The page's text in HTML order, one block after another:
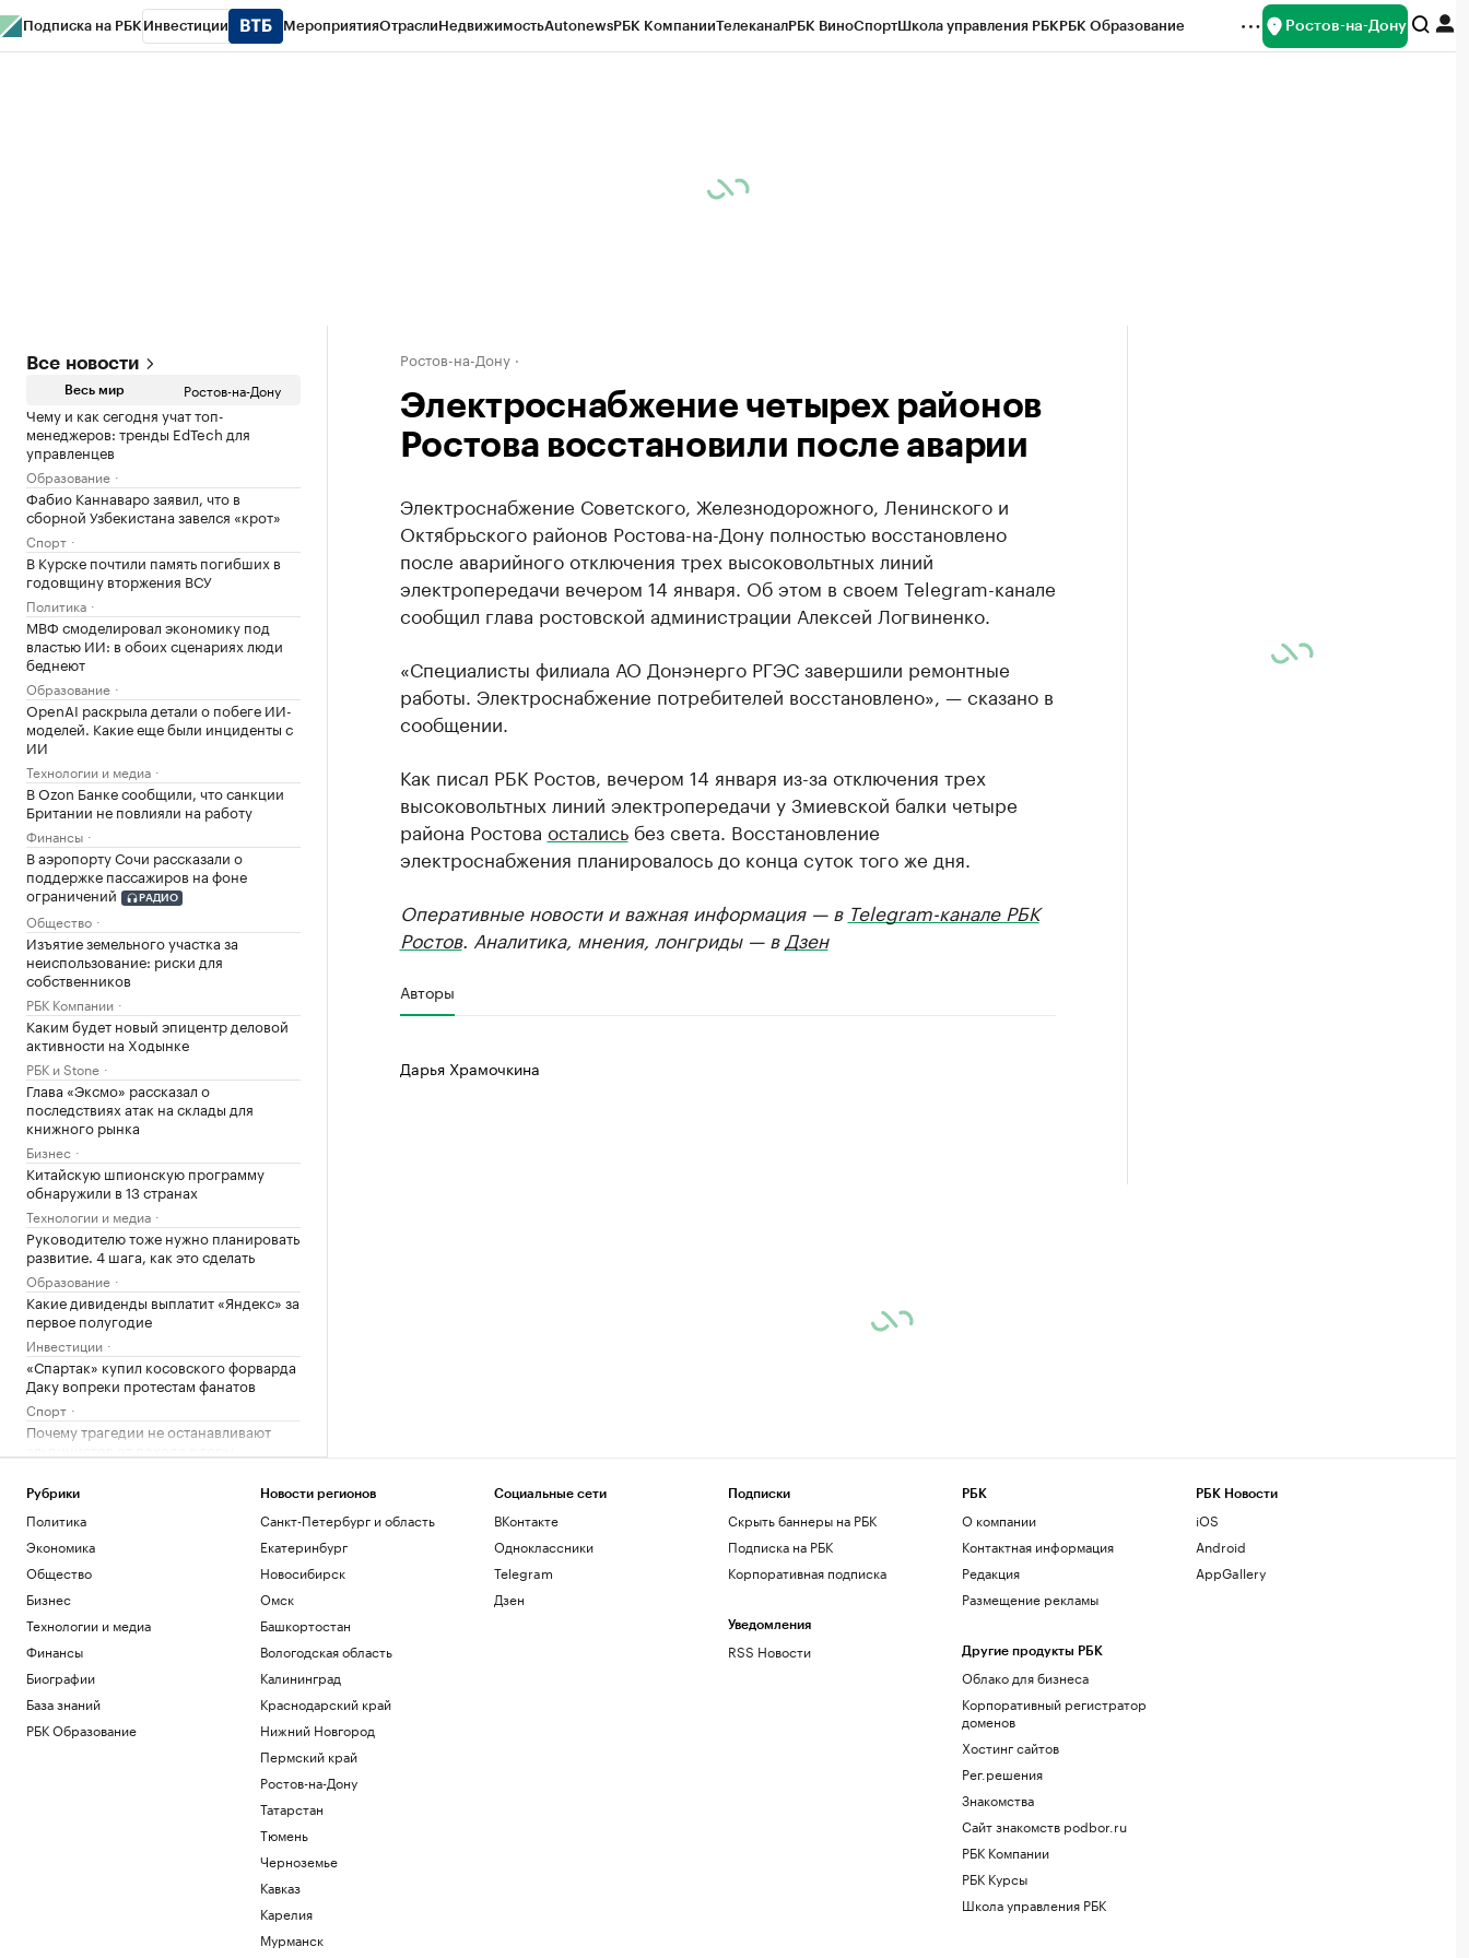
Подписка на РБК Инвестиции МероприятияОтраслиНедвижимостьAutonewsРБК КомпанииТелеканалРБК ВиноСпортШкола управления РБКРБК Образование Ростов-на-Дону
Все новости
Весь мир Ростов-на-Дону
Чему и как сегодня учат топ-
менеджеров: тренды EdTech для
управленцев
Образование
Фабио Каннаваро заявил, что в
сборной Узбекистана завелся «крот»
Спорт
В Курске почтили память погибших в
годовщину вторжения ВСУ
Политика
МВФ смоделировал экономику под
властью ИИ: в обоих сценариях люди
беднеют
Образование
OpenAI раскрыла детали о побеге ИИ-
моделей. Какие еще были инциденты с
ИИ
Технологии и медиа
В Ozon Банке сообщили, что санкции
Британии не повлияли на работу
Финансы
В аэропорту Сочи рассказали о
поддержке пассажиров на фоне
ограничений
РАДИО
Общество
Изъятие земельного участка за
неиспользование: риски для
собственников
РБК Компании
Каким будет новый эпицентр деловой
активности на Ходынке
РБК и Stone
Глава «Эксмо» рассказал о
последствиях атак на склады для
книжного рынка
Бизнес
Китайскую шпионскую программу
обнаружили в 13 странах
Технологии и медиа
Руководителю тоже нужно планировать
развитие. 4 шага, как это сделать
Образование
Какие дивиденды выплатит «Яндекс» за
первое полугодие
Инвестиции
«Спартак» купил косовского форварда
Даку вопреки протестам фанатов
Спорт
Почему трагедии не останавливают
альпинистов от похода в горы
Выпуск вина в Ростовской области
планируют сохранить на уровне 2025
г.
Ростов-на-Дону
Трамп рассказал спонсорам, кого надо
избрать президентом США
Политика
В Германии задержали украинца,
подозреваемого в шпионаже
Политика
Минобрнауки проанализирует
ситуацию с платными местами в вузах
Ростов-на-Дону
Электроснабжение четырех районов
Ростова восстановили после аварии
Электроснабжение Советского, Железнодорожного, Ленинского и
Октябрьского районов Ростова-на-Дону полностью восстановлено
после аварийного отключения трех высоковольтных линий
электропередачи вечером 14 января. Об этом в своем Telegram-канале
сообщил глава ростовской администрации Алексей Логвиненко.
«Специалисты филиала АО Донэнерго РГЭС завершили ремонтные
работы. Электроснабжение потребителей восстановлено», — сказано в
сообщении.
Как писал РБК Ростов, вечером 14 января из-за отключения трех
высоковольтных линий электропередачи у Змиевской балки четыре
района Ростова осталисьбез света. Восстановление
электроснабжения планировалось до конца суток того же дня.
Оперативные новости и важная информация — в Telegram-канале РБК
Ростов. Аналитика, мнения, лонгриды — в Дзен
Авторы
Дарья Храмочкина
Рубрики
Политика
Экономика
Общество
Бизнес
Технологии и медиа
Финансы
Биографии
База знаний
РБК Образование
Новости регионов
Санкт-Петербург и область
Екатеринбург
Новосибирск
Омск
Башкортостан
Вологодская область
Калининград
Краснодарский край
Нижний Новгород
Пермский край
Ростов-на-Дону
Татарстан
Тюмень
Черноземье
Кавказ
Карелия
Мурманск
Социальные сети
ВКонтакте
Одноклассники
Telegram
Дзен
Подписки
Скрыть баннеры на РБК
Подписка на РБК
Корпоративная подписка
Уведомления
RSS Новости
РБК
О компании
Контактная информация
Редакция
Размещение рекламы
Другие продукты РБК
Облако для бизнеса
Корпоративный регистратор
доменов
Хостинг сайтов
Рег.решения
Знакомства
Сайт знакомств podbor.ru
РБК Компании
РБК Курсы
Школа управления РБК
РБК Новости
iOS
Android
AppGallery